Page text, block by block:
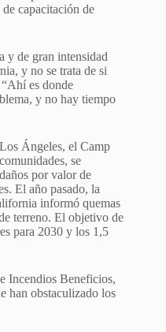
capacitación de
y de gran intensidad
y no se trata de si
es donde
y ​​no hay tiempo
Ángeles, el Camp
se
por valor de
El año pasado, la
informó quemas
terreno. El objetivo de
para 2030 y los 1,5
Incendios Beneficios,
han obstaculizado los